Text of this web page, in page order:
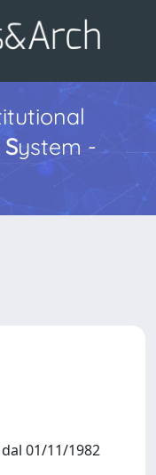
System -
dal 01/11/1982